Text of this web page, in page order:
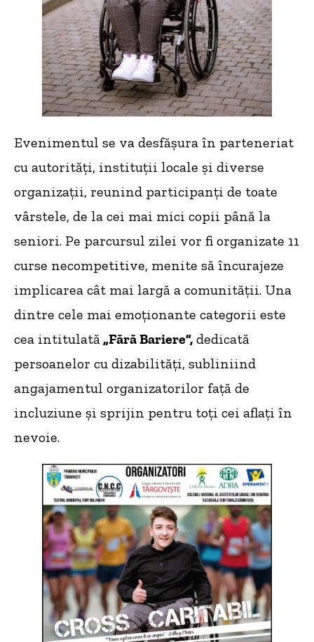
Evenimentul se va desfășura în parteneriat
cu autorități, instituții locale și diverse
organizații, reunind participanți de toate
vârstele, de la cei mai mici copii până la
seniori. Pe parcursul zilei vor fi organizate 11
curse necompetitive, menite să încurajeze
implicarea cât mai largă a comunității. Una
dintre cele mai emoționante categorii este
cea intitulată„Fără Bariere”, dedicată
persoanelor cu dizabilități, subliniind
angajamentul organizatorilor față de
incluziune și sprijin pentru toți cei aflați în
nevoie.